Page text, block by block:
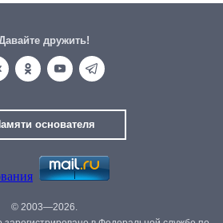
дружить!
основателя
© 2003—2026.